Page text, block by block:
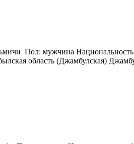
Пол: мужчина
область (Джамбулская)